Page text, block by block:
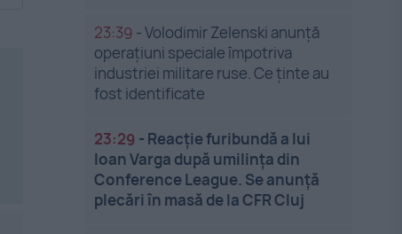
23:39 -Volodimir Zelenski anunță
operațiuni speciale împotriva
industriei militare ruse. Ce ținte au
fost identificate
23:29 - Reacție furibundă a lui
Ioan Varga după umilința din
Conference League. Se anunță
plecări în masă de la CFR Cluj